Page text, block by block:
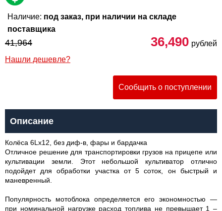
Наличие: под заказ, при наличии на складе
поставщика
41,964 36,490 рублей
Нашли дешевле?
Сообщить о поступлении
Описание
Колёса 6Lх12, без диф-в, фары и бардачка
Отличное решение для транспортировки грузов на прицепе или
культивации земли. Этот небольшой культиватор отлично
подойдет для обработки участка от 5 соток, он быстрый и
маневренный.
Популярность мотоблока определяется его экономностью —
при номинальной нагрузке расход топлива не превышает 1 –